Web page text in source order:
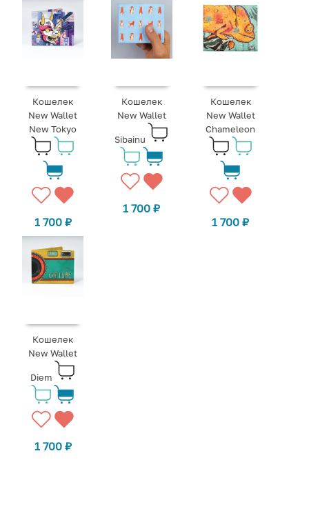
Кошелек
New Wallet
New Tokyo
1 700 ₽
Кошелек
New Wallet
Sibainu
1 700₽
Кошелек
New Wallet
Chameleon
1 700₽
Кошелек
New Wallet
Diem
1 700 ₽